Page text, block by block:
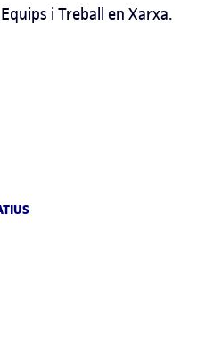
i Treball en Xarxa.